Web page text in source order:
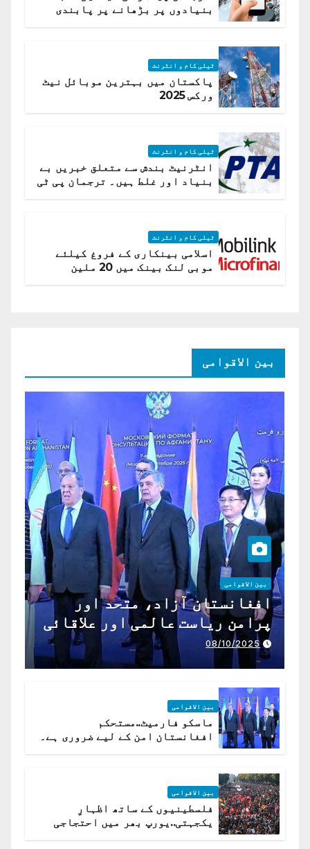
بنیادوں پر بڑھانے پر پابندی
ٹیلی کام و انٹرنٹ
پاکستان میں بہترین موبائل نیٹ
ورکس 2025
ٹیلی کام و انٹرنٹ
انٹرنیٹ بندش سے متعلق خبریں بے
بنیاد اور غلط ہیں۔ ترجمان پی ٹی
ٹیلی کام و انٹرنٹ
اسلامی بینکاری کے فروغ کیلئے
موبی لنک بینک میں 20 ملین
بین الاقوامی
بین الاقوامی
افغانستان آزاد، متحد اور
پرامن ریاست عالمی اور علاقائی
تعاون کے لیے ناگزیر ہے
08/10/2025
بین الاقوامی
ماسکو فارمیٹ..مستحکم
افغانستان امن کے لیے ضروری ہے۔
بین الاقوامی
فلسطینیوں کے ساتھ اظہارِ
یکجہتی..یورپ بھر میں احتجاجی